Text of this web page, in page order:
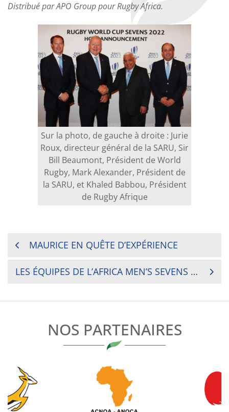
Distribué par APO Group pour Rugby Africa.
Sur la photo, de gauche à droite : Jurie
Roux, directeur général de la SARU, Sir
Bill Beaumont, Président de World
Rugby, Mark Alexander, Président de
la SARU, et Khaled Babbou, Président
de Rugby Afrique
NAVIGATION
MAURICE EN QUÊTE D’EXPÉRIENCE
LES ÉQUIPES DE L’AFRICA MEN’S SEVENS DE RUGBY ONT LES YEUX RIVÉS SUR LES JEUX OLYMPIQUES DE TOKYO 2020
NOS PARTENAIRES